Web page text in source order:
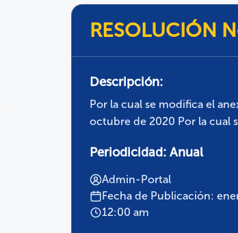
RESOLUCIÓN
Descripción:
Por la cual se modifica el
octubre de 2020 Por la cual
Periodicidad: Anual
Admin-Portal
Fecha de Publicación:
12:00 am